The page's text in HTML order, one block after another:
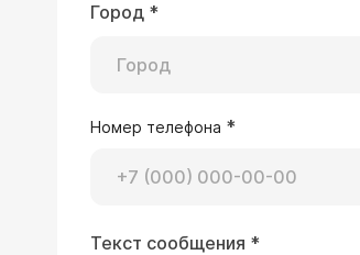
Город *
Номер телефона *
Текст сообщения *